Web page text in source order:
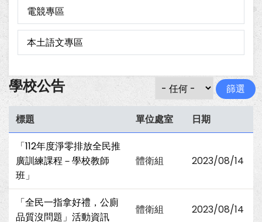
電競專區
本土語文專區
學校公告
標題 單位處室
日期
「112年度淨零排放全民推
廣訓練課程－學校教師
班」
體衛組 2023/08/14
「全民一指拿好禮，公廁
品質沒問題」活動資訊
體衛組 2023/08/14